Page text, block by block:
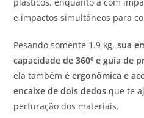
e impactos simultâneos para
Pesando somente 1.9 kg,sua
capacidade de 360º e guia de
ela também é ergonômica e
encaixe de dois dedos que te
perfuração dos materiais.